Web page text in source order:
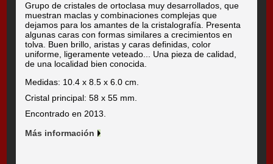
Grupo de cristales de ortoclasa muy desarrollados, que
muestran maclas y combinaciones complejas que
dejamos para los amantes de la cristalografía. Presenta
algunas caras con formas similares a crecimientos en
tolva. Buen brillo, aristas y caras definidas, color
uniforme, ligeramente veteado... Una pieza de calidad,
de una localidad bien conocida.
Medidas: 10.4 x 8.5 x 6.0 cm.
Cristal principal: 58 x 55 mm.
Encontrado en 2013.
Más información